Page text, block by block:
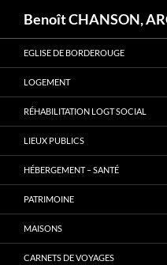
Aller
au
contenu
Benoît CHANSON,
EGLISE DE BORDEROUGE
LOGEMENT
RÉHABILITATION LOGT SOCIAL
LIEUX PUBLICS
HÉBERGEMENT – SANTÉ
PATRIMOINE
MAISONS
CARNETS DE VOYAGES